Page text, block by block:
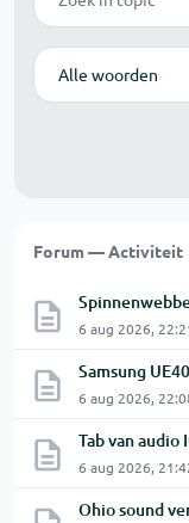
Modus
Forum — Activiteit
6 aug 2026,
Samsung
6 aug 2026,
Tab van audio
6 aug 2026,
Ohio sound